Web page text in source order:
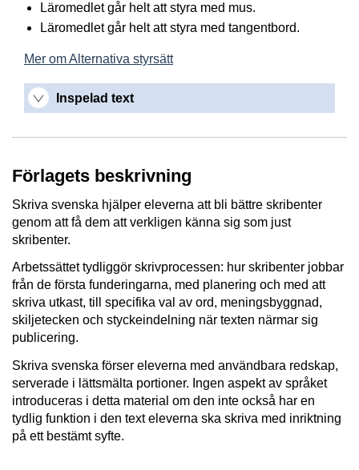
Läromedlet går helt att styra med mus.
Läromedlet går helt att styra med tangentbord.
Mer om Alternativa styrsätt
Inspelad text
Förlagets beskrivning
Skriva svenska hjälper eleverna att bli bättre skribenter
genom att få dem att verkligen känna sig som just
skribenter.
Arbetssättet tydliggör skrivprocessen: hur skribenter jobbar
från de första funderingarna, med planering och med att
skriva utkast, till specifika val av ord, meningsbyggnad,
skiljetecken och styckeindelning när texten närmar sig
publicering.
Skriva svenska förser eleverna med användbara redskap,
serverade i lättsmälta portioner. Ingen aspekt av språket
introduceras i detta material om den inte också har en
tydlig funktion i den text eleverna ska skriva med inriktning
på ett bestämt syfte.